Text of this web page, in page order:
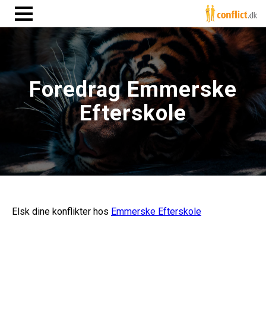
Foredrag Emmerske
Efterskole
Elsk dine konflikter hos Emmerske Efterskole